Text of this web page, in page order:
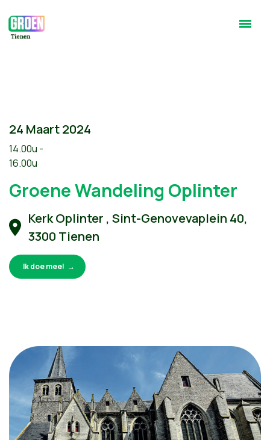
24 Maart 2024
14.00u -
16.00u
Groene Wandeling Oplinter
Kerk Oplinter , Sint-Genovevaplein 40,
3300 Tienen
Ik doe mee!